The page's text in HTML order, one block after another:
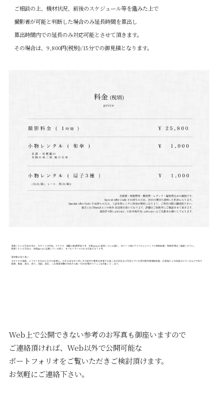
ご相談の上、機材状況、前後のスケジュール等を鑑みた上で
撮影者が可能と判断した場合のみ延長時間を算出し
算出時間内での延長のみ対応可能とさせて頂きます。
その場合は、9,800円(税別)/15分での御見積となります。
Web上で公開できない参考のお写真も御座いますので
ご連絡頂ければ、Web以外で公開可能な
ポートフォリオをご覧いただきご検討頂けます。
お気軽にご連絡下さい。